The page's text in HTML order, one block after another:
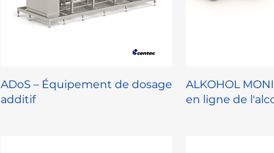
ADoS – Équipement de dosage
additif
ALKOHOL
en ligne de